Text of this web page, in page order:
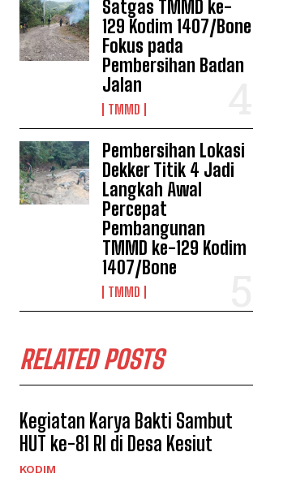
Satgas TMMD ke-
129 Kodim 1407/Bone
Fokus pada
Pembersihan Badan
Jalan
TMMD
Pembersihan Lokasi
Dekker Titik 4 Jadi
Langkah Awal
Percepat
Pembangunan
TMMD ke-129 Kodim
1407/Bone
TMMD
RELATED POSTS
Kegiatan Karya Bakti Sambut
HUT ke-81 RI di Desa Kesiut
KODIM